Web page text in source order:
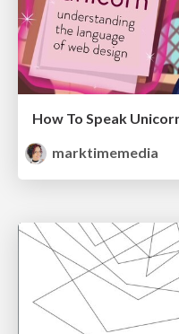
How To Speak
marktimemedia